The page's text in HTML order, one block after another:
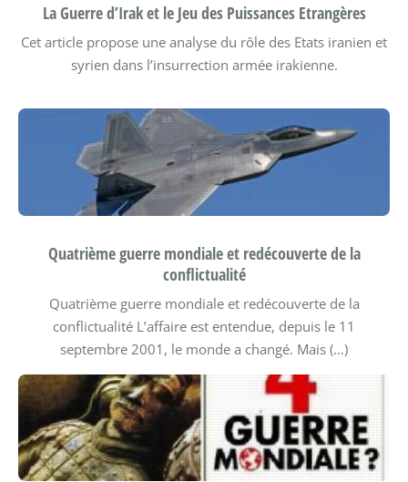
La Guerre d’Irak et le Jeu des Puissances Etrangères
Cet article propose une analyse du rôle des Etats iranien et
syrien dans l’insurrection armée irakienne.
Quatrième guerre mondiale et redécouverte de la
conflictualité
Quatrième guerre mondiale et redécouverte de la
conflictualité L’affaire est entendue, depuis le 11
septembre 2001, le monde a changé. Mais (…)